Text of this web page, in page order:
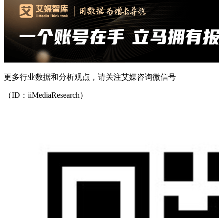
更多行业数据和分析观点，请关注艾媒咨询微信号
（ID：iiMediaResearch）